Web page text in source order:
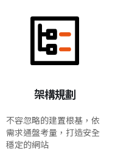
架構規劃
不容忽略的建置根基，依
需求通盤考量，打造安全
穩定的網站